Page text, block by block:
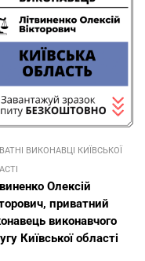
ВИКОНАВЦІ КИЇВСЬКОЇ
Олексій
приватний
виконавчого
Київської області